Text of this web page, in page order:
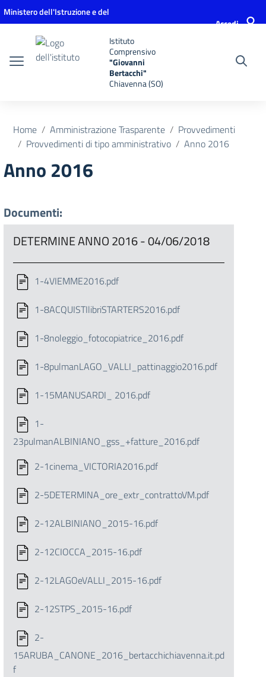
Vai ai contenuti
Vai al menu di navigazione
Vai al footer
Ministero dell'Istruzione e del
Accedi
Istituto
Comprensivo
"Giovanni
Bertacchi"
Chiavenna (SO)
Home Amministrazione Trasparente
Provvedimenti
Provvedimenti di tipo amministrativo
Anno 2016
Anno 2016
Documenti:
DETERMINE ANNO 2016 - 04/06/2018
1-4VIEMME2016.pdf
1-8ACQUISTIlibriSTARTERS2016.pdf
1-8noleggio_fotocopiatrice_2016.pdf
1-8pulmanLAGO_VALLI_pattinaggio2016.pdf
1-15MANUSARDI_ 2016.pdf
1-
23pulmanALBINIANO_gss_+fatture_2016.pdf
2-1cinema_VICTORIA2016.pdf
2-5DETERMINA_ore_extr_contrattoVM.pdf
2-12ALBINIANO_2015-16.pdf
2-12CIOCCA_2015-16.pdf
2-12LAGOeVALLI_2015-16.pdf
2-12STPS_2015-16.pdf
2-
15ARUBA_CANONE_2016_bertacchichiavenna.it.pd
f